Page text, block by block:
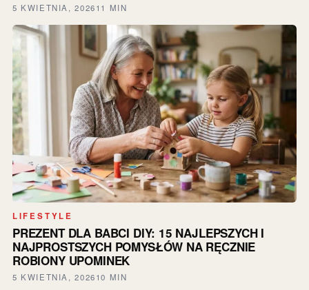
5 KWIETNIA, 202611 MIN
LIFESTYLE
PREZENT DLA BABCI DIY: 15 NAJLEPSZYCH I
NAJPROSTSZYCH POMYSŁÓW NA RĘCZNIE
ROBIONY UPOMINEK
5 KWIETNIA, 202610 MIN